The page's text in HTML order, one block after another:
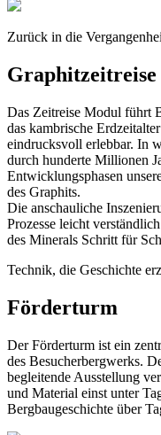
Zurück in die
Graphitzeitreise
Das Zeitreise Modul führt
das kambrische
eindrucksvoll erlebbar. In
durch hunderte Millionen
Entwicklungsphasen
des Graphits.
Die anschauliche
Prozesse leicht
des Minerals Schritt für
Technik, die Geschichte
Förderturm
Der Förderturm ist ein
des Besucherbergwerks.
begleitende Ausstellung
und Material einst unter
Bergbaugeschichte über